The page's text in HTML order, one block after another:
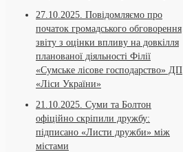
27.10.2025. Повідомляємо про
початок громадського обговорення
звіту з оцінки впливу на довкілля
планованої діяльності Філії
«Сумське лісове господарство» ДП
«Ліси України»
21.10.2025. Суми та Болтон
офіційно скріпили дружбу:
підписано «Листи дружби» між
містами